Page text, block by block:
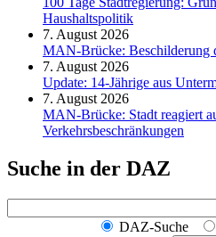
Haushaltspolitik
7. August 2026
MAN-Brücke: Beschilderung
7. August 2026
Update: 14-Jährige aus
7. August 2026
MAN-Brücke: Stadt reagiert
Verkehrsbeschränkungen
Suche in der DAZ
DAZ-Suche